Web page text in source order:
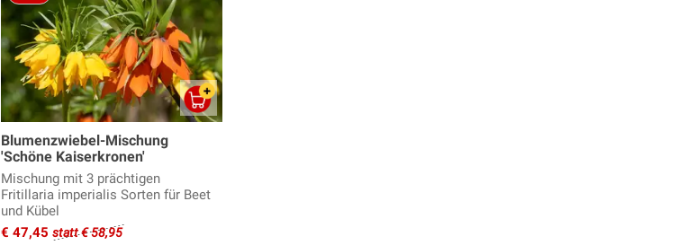
Blumenzwiebel-Mischung
'Schöne Kaiserkronen'
Mischung mit 3 prächtigen
Fritillaria imperialis Sorten für Beet
und Kübel
€ 47,45 statt € 58,95